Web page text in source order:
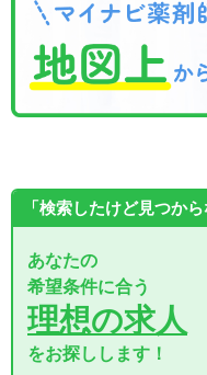
「検索したけど見つか
あなたの
希望条件に合う
理想の求人
をお探しします！